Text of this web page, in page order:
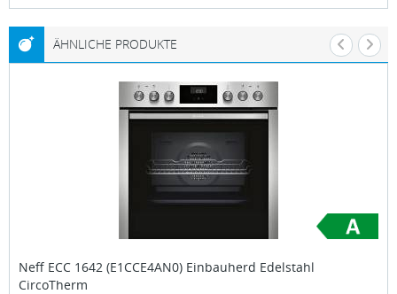
ÄHNLICHE PRODUKTE
Neff ECC 1642 (E1CCE4AN0) Einbauherd Edelstahl
CircoTherm